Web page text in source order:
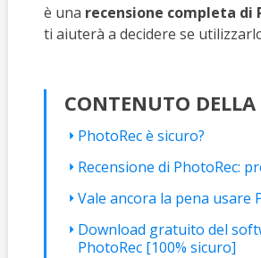
è una recensione completa di
ti aiuterà a decidere se
CONTENUTO
PhotoRec è sicuro?
Recensione di PhotoRec:
Vale ancora la pena usare
Download gratuito del
PhotoRec [100% sicuro]